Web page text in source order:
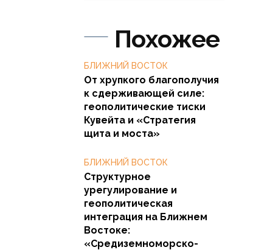
Похожее
БЛИЖНИЙ ВОСТОК
От хрупкого благополучия
к сдерживающей силе:
геополитические тиски
Кувейта и «Стратегия
щита и моста»
БЛИЖНИЙ ВОСТОК
Структурное
урегулирование и
геополитическая
интеграция на Ближнем
Востоке:
«Средиземноморско-